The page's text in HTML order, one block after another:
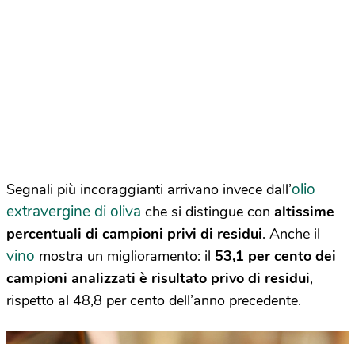
Segnali più incoraggianti arrivano invece dall’olio
extravergine di oliva che si distingue con altissime
percentuali di campioni privi di residui. Anche il
vino mostra un miglioramento: il 53,1 per cento dei
campioni analizzati è risultato privo di residui,
rispetto al 48,8 per cento dell’anno precedente.